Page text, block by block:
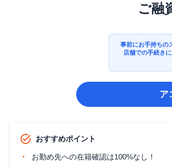
ご融
事前にお手持ちの
店舗での手続き
ア
おすすめポイント
お勤め先への在籍確認は100%なし！